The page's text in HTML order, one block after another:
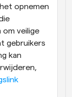
opnemen
om veilige
gebruikers
kan